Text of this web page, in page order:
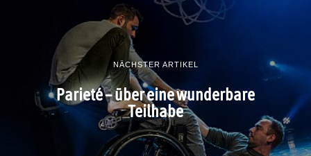
NÄCHSTER ARTIKEL
Parieté – über eine wunderbare
Teilhabe